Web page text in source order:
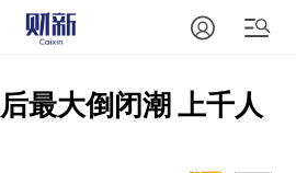
最大倒闭潮 上千人